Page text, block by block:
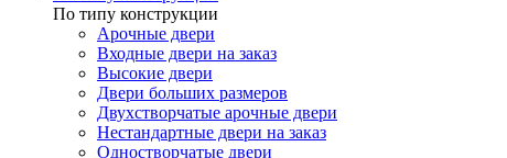
По типу конструкции
Арочные двери
Входные двери на заказ
Высокие двери
Двери больших размеров
Двухстворчатые арочные двери
Нестандартные двери на заказ
Одностворчатые двери